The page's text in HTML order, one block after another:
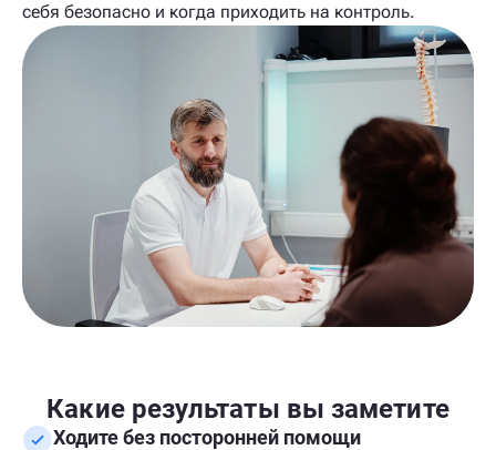
себя безопасно и когда приходить на контроль.
Какие результаты вы заметите
Ходите без посторонней помощи